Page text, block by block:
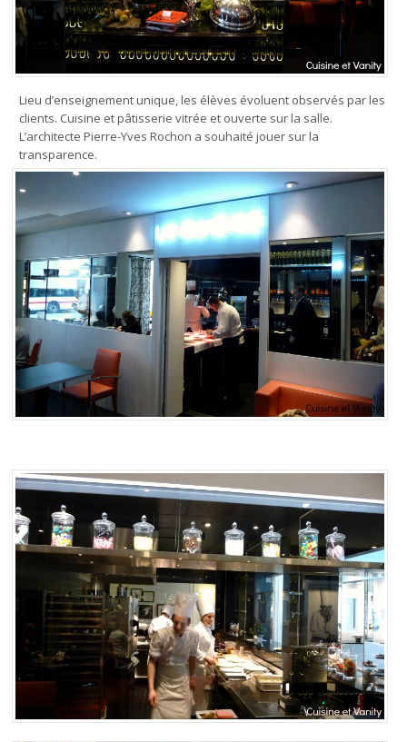
Lieu d’enseignement unique, les élèves évoluent observés par les
clients. Cuisine et pâtisserie vitrée et ouverte sur la salle.
L’architecte Pierre-Yves Rochon a souhaité jouer sur la
transparence.